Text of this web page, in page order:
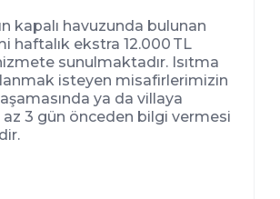
kapalı havuzunda bulunan
haftalık ekstra 12.000 TL
sunulmaktadır. Isıtma
isteyen misafirlerimizin
ya da villaya
3 gün önceden bilgi vermesi